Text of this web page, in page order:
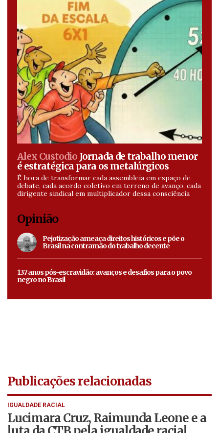
Alex Custodio Jornada de trabalho menor
é estratégica para os metalúrgicos
É hora de transformar cada assembleia em espaço de
debate, cada acordo coletivo em terreno de avanço, cada
dirigente sindical em multiplicador dessa consciência
Opinião
Pejotização ameaça direitos históricos e põe o
Brasil na contramão do trabalho decente
137 anos pós-escravidão: avanços e desafios para o povo
negro no Brasil
Publicações relacionadas
IGUALDADE RACIAL
Lucimara Cruz, Raimunda Leone e a